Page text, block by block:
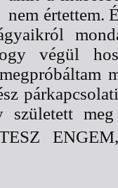
nem értettem.
végül
született